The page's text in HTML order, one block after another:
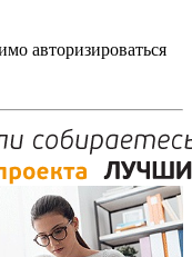
авторизироваться